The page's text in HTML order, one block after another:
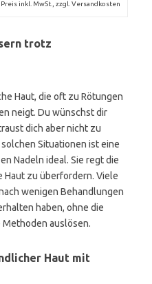
Preis inkl. MwSt., zzgl. Versandkosten
trotz
Haut, die oft zu Rötungen
neigt. Du wünschst dir
dich aber nicht zu
Situationen ist eine
Nadeln ideal. Sie regt die
Haut zu überfordern. Viele
wenigen Behandlungen
haben, ohne die
auslösen.
Haut mit